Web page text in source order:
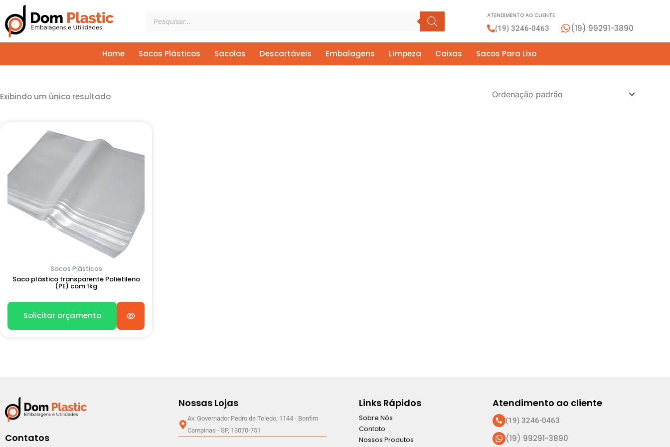
para
conteúdo
produtos
ATENDIMENTO AO CLIENTE
(19) 3246-0463 (19) 99291-3890
Home Sacos Plásticos Sacolas Descartáveis Embalagens Limpeza Caixas Sacos Para Lixo
Exibindo um único resultado
Sacos Plásticos
Saco plástico transparente Polietileno
(PE) com 1kg
Solicitar orçamento
Contatos
Nossas Lojas
Av. Governador Pedro de Toledo, 1144 - Bonfim
Campinas - SP, 13070-751
Links Rápidos
Sobre Nós
Contato
Nossos Produtos
Atendimento ao cliente
(19) 3246-0463
(19) 99291-3890